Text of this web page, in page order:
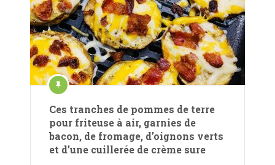
Ces tranches de pommes de terre
pour friteuse à air, garnies de
bacon, de fromage, d’oignons verts
et d’une cuillerée de crème sure